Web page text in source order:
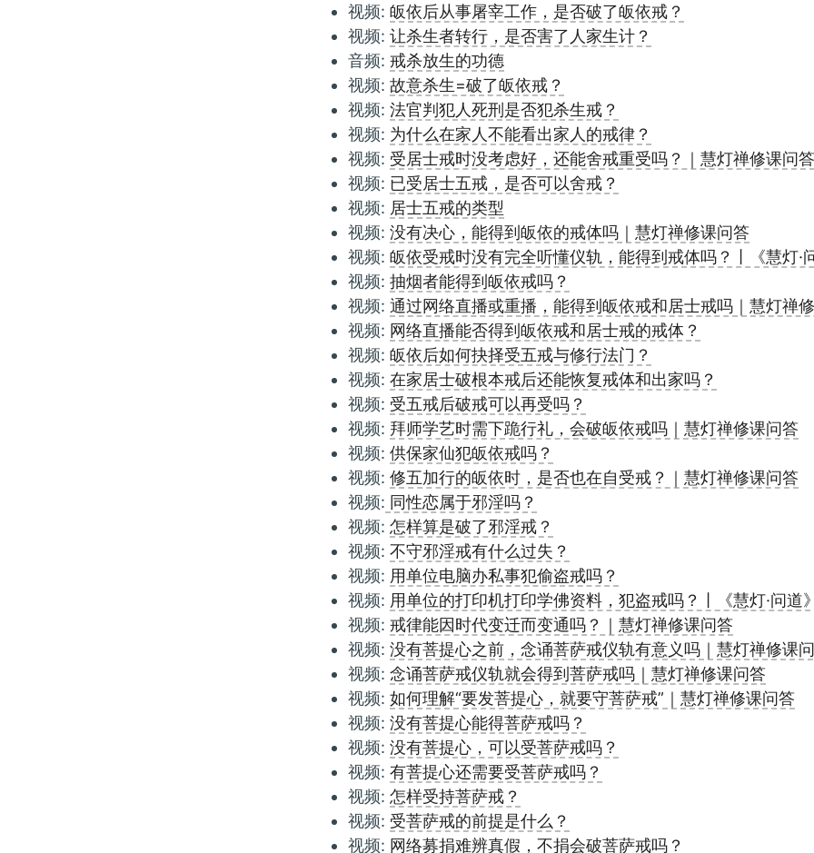
视频: 皈依后从事屠宰工作，是否破了皈依戒？
视频: 让杀生者转行，是否害了人家生计？
音频: 戒杀放生的功德
视频: 故意杀生=破了皈依戒？
视频: 法官判犯人死刑是否犯杀生戒？
视频: 为什么在家人不能看出家人的戒律？
视频: 受居士戒时没考虑好，还能舍戒重受吗？｜慧灯禅修课问答
视频: 已受居士五戒，是否可以舍戒？
视频: 居士五戒的类型
视频: 没有决心，能得到皈依的戒体吗｜慧灯禅修课问答
视频: 皈依受戒时没有完全听懂仪轨，能得到戒体吗？丨《慧灯·
视频: 抽烟者能得到皈依戒吗？
视频: 通过网络直播或重播，能得到皈依戒和居士戒吗｜慧灯禅
视频: 网络直播能否得到皈依戒和居士戒的戒体？
视频: 皈依后如何抉择受五戒与修行法门？
视频: 在家居士破根本戒后还能恢复戒体和出家吗？
视频: 受五戒后破戒可以再受吗？
视频: 拜师学艺时需下跪行礼，会破皈依戒吗｜慧灯禅修课问答
视频: 供保家仙犯皈依戒吗？
视频: 修五加行的皈依时，是否也在自受戒？｜慧灯禅修课问答
视频: 同性恋属于邪淫吗？
视频: 怎样算是破了邪淫戒？
视频: 不守邪淫戒有什么过失？
视频: 用单位电脑办私事犯偷盗戒吗？
视频: 用单位的打印机打印学佛资料，犯盗戒吗？丨《慧灯·问道
视频: 戒律能因时代变迁而变通吗？｜慧灯禅修课问答
视频: 没有菩提心之前，念诵菩萨戒仪轨有意义吗｜慧灯禅修课
视频: 念诵菩萨戒仪轨就会得到菩萨戒吗｜慧灯禅修课问答
视频: 如何理解“要发菩提心，就要守菩萨戒”｜慧灯禅修课问答
视频: 没有菩提心能得菩萨戒吗？
视频: 没有菩提心，可以受菩萨戒吗？
视频: 有菩提心还需要受菩萨戒吗？
视频: 怎样受持菩萨戒？
视频: 受菩萨戒的前提是什么？
视频: 网络募捐难辨真假，不捐会破菩萨戒吗？